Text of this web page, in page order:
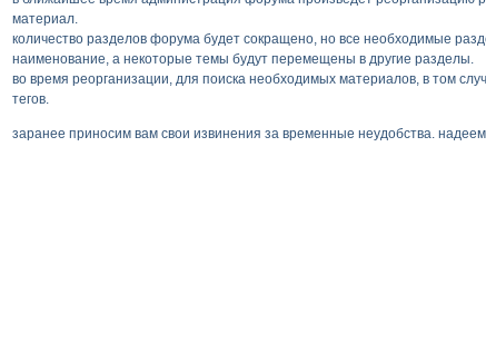
материал.
количество разделов форума будет сокращено, но все необходимые
наименование, а некоторые темы будут перемещены в другие разделы.
во время реорганизации, для поиска необходимых материалов, в том
тегов.
заранее приносим вам свои извинения за временные неудобства.